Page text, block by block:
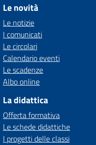
Le novità
Le notizie
I comunicati
Le circolari
Calendario eventi
Le scadenze
Albo online
La didattica
Offerta formativa
Le schede didattiche
I progetti delle classi